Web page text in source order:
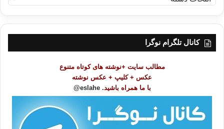
ه
ر
کانال تلگرام نوگرا
مطالب سایت +نوشته های کوتاه متنوع
عکس + کلیپ + عکس نوشته
با ما همراه باشید. eslahe@